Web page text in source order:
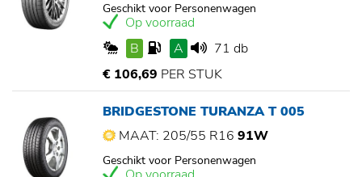
Geschikt voor Personenwagen
Op voorraad
B
A
71 db
€ 106,69 PER STUK
BRIDGESTONE TURANZA T 005
MAAT: 205/55 R16 91W
Geschikt voor Personenwagen